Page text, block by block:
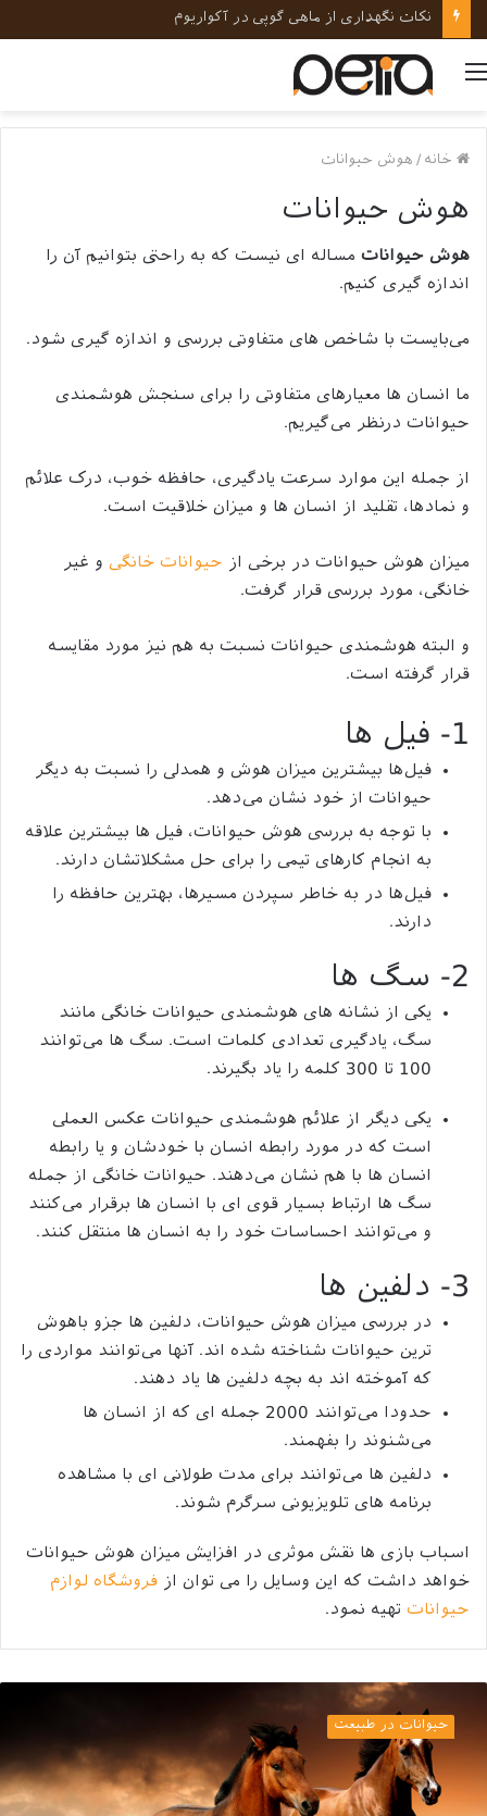
نکات کلیدی در رفتارشناسی و روانشناسی حیوانات خانگی
منو
خانه / هوش حیوانات
هوش حیوانات
هوش حیوانات مساله ای نیست که به راحتی بتوانیم آن را
اندازه گیری کنیم.
می‌بایست با شاخص های متفاوتی بررسی و اندازه گیری شود.
ما انسان ها معیارهای متفاوتی را برای سنجش هوشمندی
حیوانات درنظر می‌گیریم.
از جمله این موارد سرعت یادگیری، حافظه خوب، درک علائم
و نماد‌ها، تقلید از انسان ها و میزان خلاقیت است.
میزان هوش حیوانات در برخی از حیوانات خانگی و غیر
خانگی، مورد بررسی قرار گرفت.
و البته هوشمندی حیوانات نسبت به هم نیز مورد مقایسه
قرار گرفته است.
1- فیل ها
فیل‌ها بیشترین میزان هوش و همدلی را نسبت به دیگر
حیوانات از خود نشان می‌دهد.
با توجه به بررسی هوش حیوانات، فیل ها بیشترین علاقه
به انجام کارهای تیمی را برای حل مشکلاتشان دارند.
فیل‌ها در به خاطر سپردن مسیرها، بهترین حافظه را
دارند.
2- سگ ها
یکی از نشانه های هوشمندی حیوانات خانگی مانند
سگ، یادگیری تعدادی کلمات است. سگ ها می‌توانند
100 تا 300 کلمه را یاد بگیرند.
یکی دیگر از علائم هوشمندی حیوانات عکس العملی
است که در مورد رابطه انسان با خودشان و یا رابطه
انسان ها با هم نشان می‌دهند. حیوانات خانگی از جمله
سگ ها ارتباط بسیار قوی ای با انسان ها برقرار می‌کنند
و می‌توانند احساسات خود را به انسان ها منتقل کنند.
3- دلفین ها
در بررسی میزان هوش حیوانات، دلفین ها جزو باهوش
ترین حیوانات شناخته شده اند. آنها می‌توانند مواردی را
که آموخته اند به بچه دلفین ها یاد دهند.
حدودا می‌توانند 2000 جمله ای که از انسان ها
می‌شنوند را بفهمند.
دلفین ها می‌توانند برای مدت طولانی ای با مشاهده
برنامه های تلویزیونی سرگرم شوند.
اسباب بازی ها نقش موثری در افزایش میزان هوش حیوانات
خواهد داشت که این وسایل را می توان از فروشگاه لوازم
حیوانات تهیه نمود.
درباره
اسب
ها
حیوانات در طبیعت